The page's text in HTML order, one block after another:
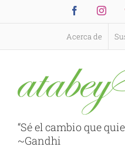
Facebook
Acerca de
“Sé el cambio que
~Gandhi